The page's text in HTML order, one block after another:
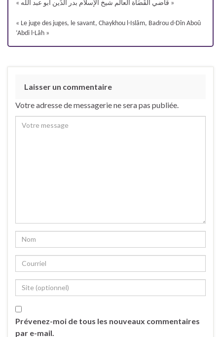
« قاضي القُضَاة العالم شيخ الإسلام بدر الدِّين أبو عبد الله »
« Le juge des juges, le savant, Chaykhou l-Islâm, Badrou d-Dîn Aboû
‘Abdi l-Lâh »
Laisser un commentaire
Votre adresse de messagerie ne sera pas publiée.
Prévenez-moi de tous les nouveaux commentaires
par e-mail.